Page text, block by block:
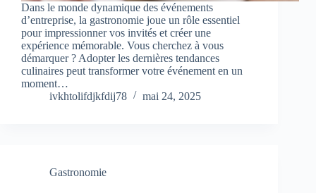
Dans le monde dynamique des événements
d’entreprise, la gastronomie joue un rôle essentiel
pour impressionner vos invités et créer une
expérience mémorable. Vous cherchez à vous
démarquer ? Adopter les dernières tendances
culinaires peut transformer votre événement en un
moment…
ivkhtolifdjkfdij78
mai 24, 2025
Gastronomie